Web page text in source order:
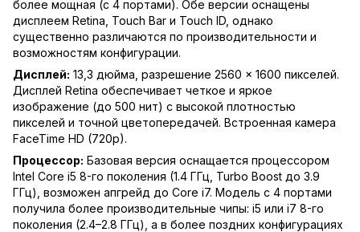
более мощная (с 4 портами). Обе версии оснащены
дисплеем Retina, Touch Bar и Touch ID, однако
существенно различаются по производительности и
возможностям конфигурации.
Дисплей: 13,3 дюйма, разрешение 2560 × 1600 пикселей.
Дисплей Retina обеспечивает четкое и яркое
изображение (до 500 нит) с высокой плотностью
пикселей и точной цветопередачей. Встроенная камера
FaceTime HD (720p).
Процессор: Базовая версия оснащается процессором
Intel Core i5 8-го поколения (1.4 ГГц, Turbo Boost до 3.9
ГГц), возможен апгрейд до Core i7. Модель с 4 портами
получила более производительные чипы: i5 или i7 8-го
поколения (2.4–2.8 ГГц), а в более поздних конфигурациях